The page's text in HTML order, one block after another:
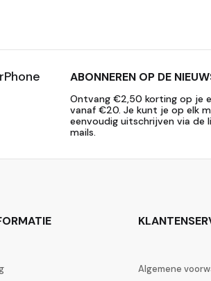
ABONNEREN OP DE
Ontvang €2,50 korting op je
vanaf €20. Je kunt je op elk
eenvoudig uitschrijven via de
mails.
Algemene